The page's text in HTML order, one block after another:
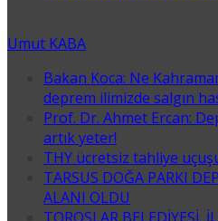
Umut KABA
Bakan Koca: Ne
deprem ilimizde salgın
Prof. Dr. Ahmet Ercan:
artık yeter!
THY ücretsiz tahliye
TARSUS DOĞA PARKI
ALANI OLDU